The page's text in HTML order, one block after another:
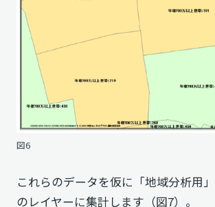
図6
これらのデータを仮に「地域分析用
のレイヤーに集計します（図7）。